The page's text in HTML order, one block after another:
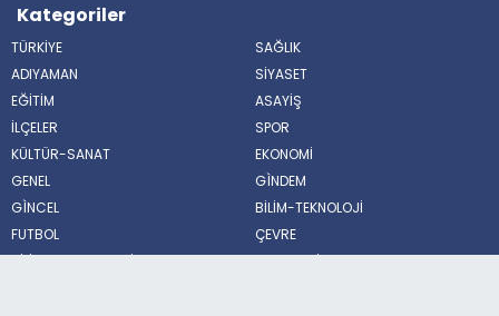
Kategoriler
TÜRKİYE
SAĞLIK
ADIYAMAN
SİYASET
EĞİTİM
ASAYİŞ
İLÇELER
SPOR
KÜLTÜR-SANAT
EKONOMİ
GENEL
GÌNDEM
GÌNCEL
BİLİM-TEKNOLOJİ
FUTBOL
ÇEVRE
BİLİM VE TEKNOLOJİ
HABERDE İNSAN